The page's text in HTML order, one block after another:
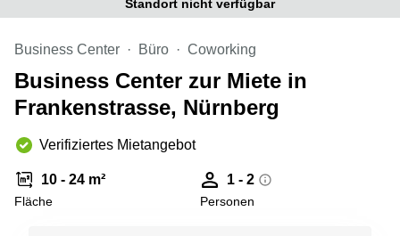
Berlin
Mitte
Büro
mieten
Tagungsraum
Büro
Str. 720-
726 Köln
62 Köln
Erna-
Scheffler-
Str. 1A
Standort nicht verfügbar
Business Center Büro Coworking
Business Center zur Miete in
Frankenstrasse, Nürnberg
Verifiziertes Mietangebot
10 - 24 m²
Fläche
1 - 2
Personen